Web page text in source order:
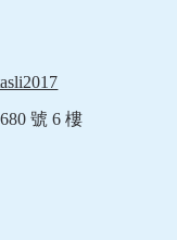
號 6 樓